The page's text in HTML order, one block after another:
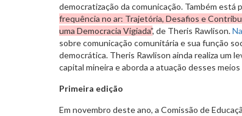
democratização da comunicação. Também está
frequência no ar: Trajetória, Desafios e
uma Democracia Vigiada”, de Theris Rawlison.
sobre comunicação comunitária e sua função
democrática. Theris Rawlison ainda realiza um
capital mineira e aborda a atuação desses
Primeira edição
Em novembro deste ano, a Comissão de